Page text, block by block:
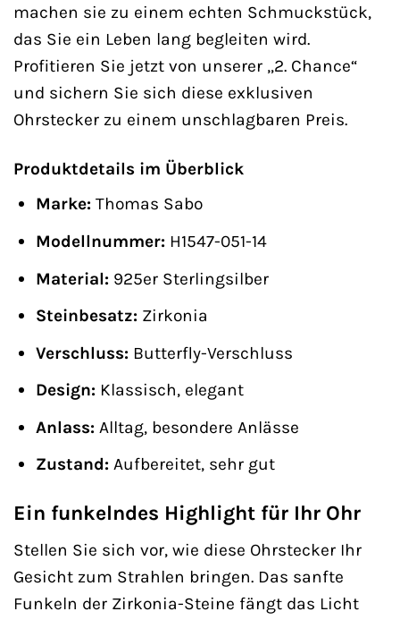
machen sie zu einem echten Schmuckstück,
das Sie ein Leben lang begleiten wird.
Profitieren Sie jetzt von unserer „2. Chance“
und sichern Sie sich diese exklusiven
Ohrstecker zu einem unschlagbaren Preis.
Produktdetails im Überblick
Marke:Thomas Sabo
Modellnummer:H1547-051-14
Material:925er Sterlingsilber
Steinbesatz:Zirkonia
Verschluss:Butterfly-Verschluss
Design:Klassisch, elegant
Anlass:Alltag, besondere Anlässe
Zustand:Aufbereitet, sehr gut
Ein funkelndes Highlight für Ihr Ohr
Stellen Sie sich vor, wie diese Ohrstecker Ihr
Gesicht zum Strahlen bringen. Das sanfte
Funkeln der Zirkonia-Steine fängt das Licht